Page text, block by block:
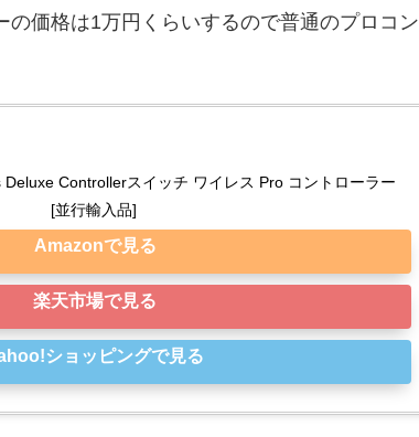
価格は1万円くらいするので普通のプロコン
Controllerスイッチ ワイレス Pro コントローラー
[並行輸入品]
Amazonで見る
楽天市場で見る
ショッピングで見る